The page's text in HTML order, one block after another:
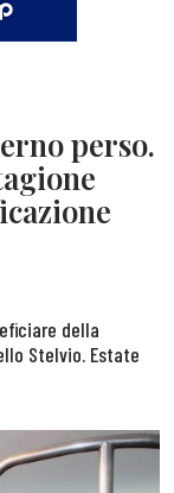
perso.
della
Stelvio. Estate